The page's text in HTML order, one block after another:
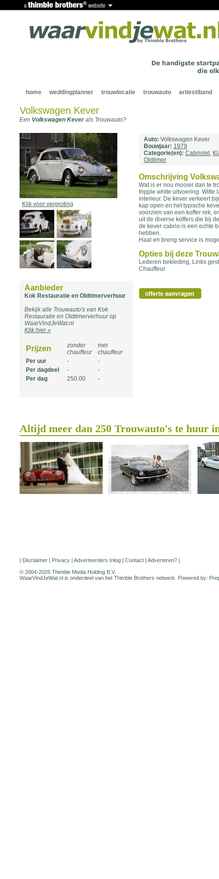
home weddingplanner trouwlocatie trouwauto artiest/band
Volkswagen Kever
Een Volkswagen Keverals Trouwauto?
Klik voor vergroting
Aanbieder
Kok Restauratie en Oldtimerverhuur
Bekijk alle Trouwauto's van Kok
Restauratie en Oldtimerverhuur op
WaarVindJeWat.nl
Klik hier »
Prijzen
zonder
chauffeur
met
chauffeur
Per uur
-
-
Per dagdeel
-
-
Per dag
250.00 -
Auto: Volkswagen Kever
Bouwjaar: 1979
Categorie(en): Cabriolet,
Oldtimer
Omschrijving
Wat is er nou mooier dan te
tripple white uitvoering. Witte
interieur. De kever verkeert
kap open en het typische
voorzien van een koffer rek,
uit de diverse koffers die bij
de kever cabrio is een echte
hebben.
Haal en breng service is
Opties bij deze
Lederen bekleding, Links
Chauffeur
Altijd meer dan 250 Trouwauto's te huur
| Disclaimer | Privacy | Adverteerders Inlog | Contact | Adverteren? |
© 2004-2026 Thimble Media Holding B.V.
WaarVindJeWat.nl is onderdeel van het Thimble Brothers netwerk. Powered by: